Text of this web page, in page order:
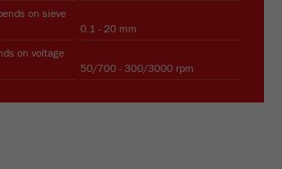
on sieve
0.1 - 20 mm
on voltage
50/700 - 300/3000 rpm